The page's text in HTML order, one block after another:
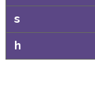
s
h